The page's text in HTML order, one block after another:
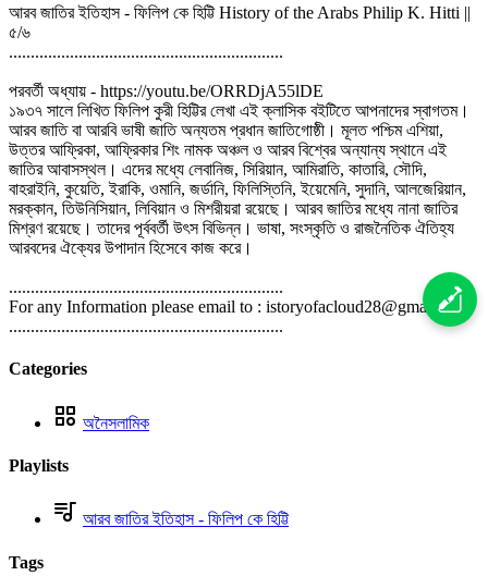
আরব জাতির ইতিহাস - ফিলিপ কে হিট্টি History of the Arabs Philip K. Hitti ||
৫/৬
...............................................................
পরবর্তী অধ্যায় - https://youtu.be/ORRDjA55lDE
১৯৩৭ সালে লিখিত ফিলিপ কুরী হিট্টির লেখা এই ক্লাসিক বইটিতে আপনাদের স্বাগতম।
আরব জাতি বা আরবি ভাষী জাতি অন্যতম প্রধান জাতিগোষ্ঠী। মূলত পশ্চিম এশিয়া,
উত্তর আফ্রিকা, আফ্রিকার শিং নামক অঞ্চল ও আরব বিশ্বের অন্যান্য স্থানে এই
জাতির আবাসস্থল। এদের মধ্যে লেবানিজ, সিরিয়ান, আমিরাতি, কাতারি, সৌদি,
বাহরাইনি, কুয়েতি, ইরাকি, ওমানি, জর্ডানি, ফিলিস্তিনি, ইয়েমেনি, সুদানি, আলজেরিয়ান,
মরক্কান, তিউনিসিয়ান, লিবিয়ান ও মিশরীয়রা রয়েছে। আরব জাতির মধ্যে নানা জাতির
মিশ্রণ রয়েছে। তাদের পূর্ববর্তী উৎস বিভিন্ন। ভাষা, সংস্কৃতি ও রাজনৈতিক ঐতিহ্য
আরবদের ঐক্যের উপাদান হিসেবে কাজ করে।
...............................................................
For any Information please email to : istoryofacloud28@gmail.com
...............................................................
Categories
অনৈসলামিক
Playlists
আরব জাতির ইতিহাস - ফিলিপ কে হিট্টি
Tags